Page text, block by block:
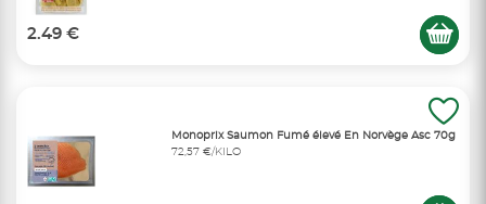
2.49 €
Monoprix Saumon Fumé élevé En Norvège Asc 70g
72,57 €/KILO